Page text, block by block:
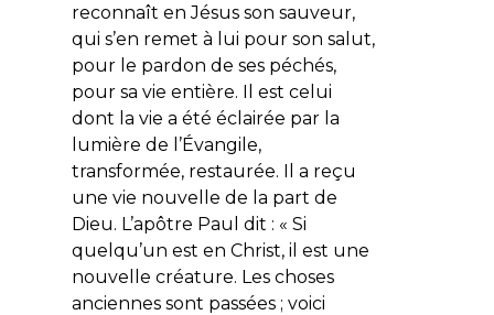
reconnaît en Jésus son sauveur,
qui s’en remet à lui pour son salut,
pour le pardon de ses péchés,
pour sa vie entière. Il est celui
dont la vie a été éclairée par la
lumière de l’Évangile,
transformée, restaurée. Il a reçu
une vie nouvelle de la part de
Dieu. L’apôtre Paul dit : « Si
quelqu’un est en Christ, il est une
nouvelle créature. Les choses
anciennes sont passées ; voici